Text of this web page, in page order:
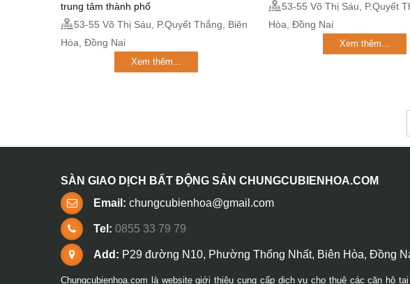
trung tâm thành phố
53-55 Võ Thị Sáu, P.Quyết Thắng, Biên
Hòa, Đồng Nai
Xem thêm...
53-55 Võ Thị Sáu, P.Quyết
Hòa, Đồng Nai
Xem thêm...
SÀN GIAO DỊCH BẤT ĐỘNG SẢN CHUNGCUBIENHOA.COM
Email: chungcubienhoa@gmail.com
Tel: 0855 33 79 79
Add: P29 đường N10, Phường Thống Nhất, Biên Hòa, Đồng
Chungcubienhoa.com là website giới thiệu cung cấp dịch vụ cho thuê các căn hộ